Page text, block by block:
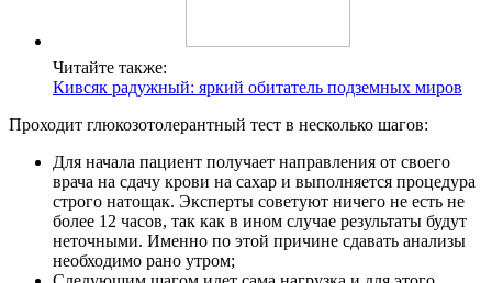
Читайте также:
Кивсяк радужный: яркий обитатель подземных миров
Проходит глюкозотолерантный тест в несколько шагов:
Для начала пациент получает направления от своего
врача на сдачу крови на сахар и выполняется процедура
строго натощак. Эксперты советуют ничего не есть не
более 12 часов, так как в ином случае результаты будут
неточными. Именно по этой причине сдавать анализы
необходимо рано утром;